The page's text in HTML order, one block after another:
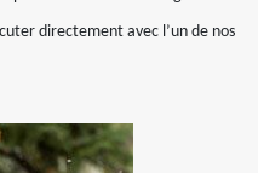
directement avec l’un de nos